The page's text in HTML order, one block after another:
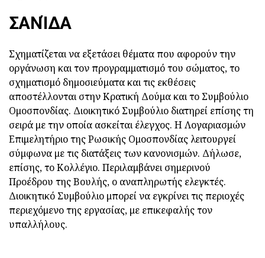
ΣΑΝΊΔΑ
Σχηματίζεται να εξετάσει θέματα που αφορούν την
οργάνωση και τον προγραμματισμό του σώματος, το
σχηματισμό δημοσιεύματα και τις εκθέσεις
αποστέλλονται στην Κρατική Δούμα και το Συμβούλιο
Ομοσπονδίας. Διοικητικό Συμβούλιο διατηρεί επίσης τη
σειρά με την οποία ασκείται έλεγχος. Η Λογαριασμών
Επιμελητήριο της Ρωσικής Ομοσπονδίας λειτουργεί
σύμφωνα με τις διατάξεις των κανονισμών. Δήλωσε,
επίσης, το Κολλέγιο. Περιλαμβάνει σημερινού
Προέδρου της Βουλής, ο αναπληρωτής ελεγκτές.
Διοικητικό Συμβούλιο μπορεί να εγκρίνει τις περιοχές
περιεχόμενο της εργασίας, με επικεφαλής τον
υπαλλήλους.